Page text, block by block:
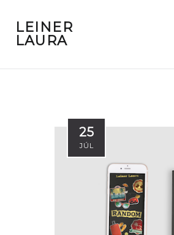
LEINER
LAURA
25
JÚL